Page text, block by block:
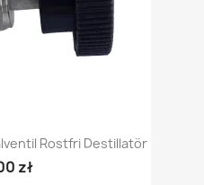
Rostfri Destillatör
zł